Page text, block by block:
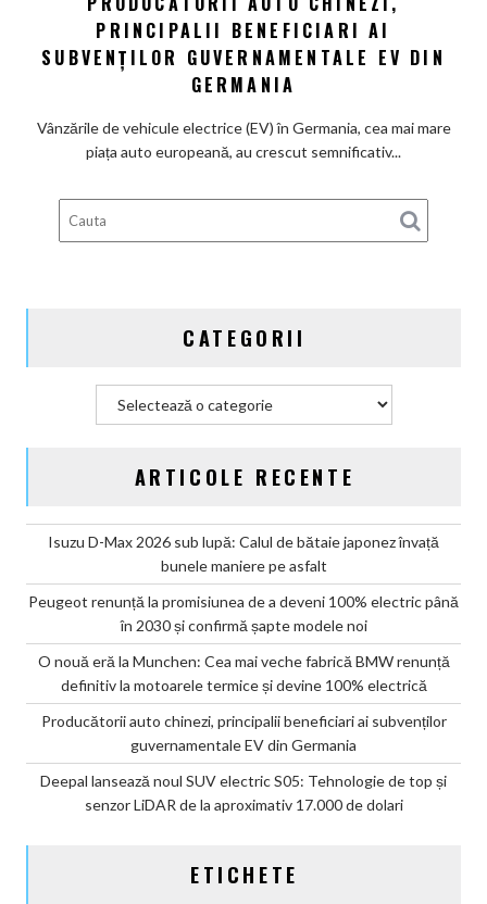
100%
chinezi,
din
Germania
PRINCIPALII BENEFICIARI AI
SUBVENȚILOR GUVERNAMENTALE EV DIN
GERMANIA
Vânzările de vehicule electrice (EV) în Germania, cea mai mare
piața auto europeană, au crescut semnificativ...
CATEGORII
Categorii
ARTICOLE RECENTE
Isuzu D-Max 2026 sub lupă: Calul de bătaie japonez învață
bunele maniere pe asfalt
Peugeot renunță la promisiunea de a deveni 100% electric până
în 2030 și confirmă șapte modele noi
O nouă eră la Munchen: Cea mai veche fabrică BMW renunță
definitiv la motoarele termice și devine 100% electrică
Producătorii auto chinezi, principalii beneficiari ai subvenților
guvernamentale EV din Germania
Deepal lansează noul SUV electric S05: Tehnologie de top și
senzor LiDAR de la aproximativ 17.000 de dolari
ETICHETE